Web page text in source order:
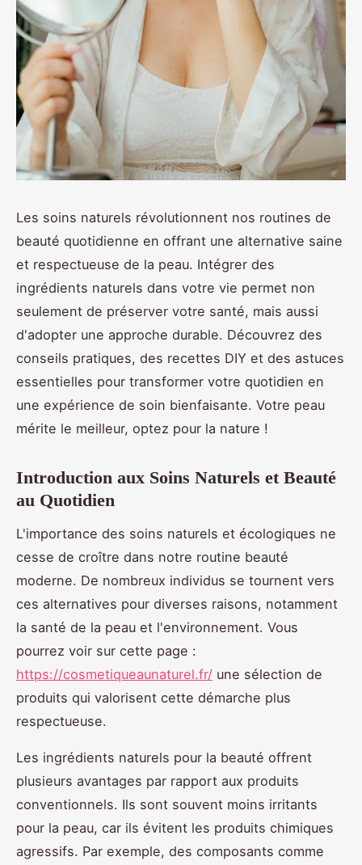
Les soins naturels révolutionnent nos routines de
beauté quotidienne en offrant une alternative saine
et respectueuse de la peau. Intégrer des
ingrédients naturels dans votre vie permet non
seulement de préserver votre santé, mais aussi
d'adopter une approche durable. Découvrez des
conseils pratiques, des recettes DIY et des astuces
essentielles pour transformer votre quotidien en
une expérience de soin bienfaisante. Votre peau
mérite le meilleur, optez pour la nature !
Introduction aux Soins Naturels et Beauté
au Quotidien
L'importance des soins naturels et écologiques ne
cesse de croître dans notre routine beauté
moderne. De nombreux individus se tournent vers
ces alternatives pour diverses raisons, notamment
la santé de la peau et l'environnement. Vous
pourrez voir sur cette page :
https://cosmetiqueaunaturel.fr/ une sélection de
produits qui valorisent cette démarche plus
respectueuse.
Les ingrédients naturels pour la beauté offrent
plusieurs avantages par rapport aux produits
conventionnels. Ils sont souvent moins irritants
pour la peau, car ils évitent les produits chimiques
agressifs. Par exemple, des composants comme